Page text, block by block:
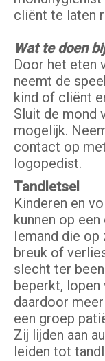
cliënt te laten
Wat te doen
Door het eten
neemt de
kind of cliënt
Sluit de mond
mogelijk.
contact op
logopedist.
Tandletsel
Kinderen en
kunnen op
Iemand die
breuk of
slecht ter
beperkt, lopen
daardoor
een groep
Zij lijden aan
leiden tot